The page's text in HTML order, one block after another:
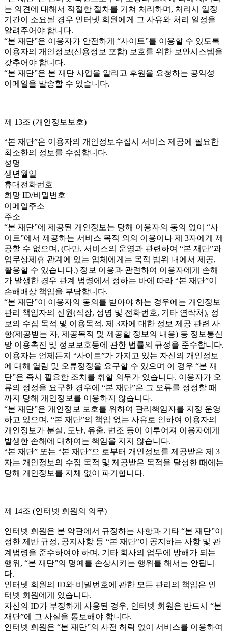
는 의견에 대해서 적절한 절차를 거쳐 처리하며, 처리시 일정
기간이 소요될 경우 인터넷 회원에게 그 사유와 처리 일정을
알려주어야 합니다.
“본 재단”은 이용자가 안전하게 “사이트”를 이용할 수 있도록
이용자의 개인정보(신용정보 포함) 보호를 위한 보안시스템을
갖추어야 합니다.
“본 재단”은 본 재단 사업을 알리고 후원을 요청하는 공익성
이메일을 발송할 수 있습니다.
제 13조 (개인정보보호)
“본 재단”은 이용자의 개인정보수집시 서비스 제공에 필요한
최소한의 정보를 수집합니다.
성명
생년월일
휴대전화번호
희망 ID/비밀번호
이메일주소
주소
“본 재단”에 제공된 개인정보는 당해 이용자의 동의 없이 “사
이트”에서 제공하는 서비스 목적 외의 이용이나 제 3자에게 제
공할 수 없으며, (다만, 서비스의 운영과 관련하여 “본 재단”과
업무상제휴 관계에 있는 업체에게는 목적 범위 내에서 제공,
활용할 수 있습니다.) 정보 이용과 관련하여 이용자에게 손해
가 발생한 경우 관계 법령에서 정하는 바에 따라 “본 재단”이
손해배상 책임을 부담합니다.
“본 재단”이 이용자의 동의를 받아야 하는 경우에는 개인정보
관리 책임자의 신원(직장, 성명 및 전화번호, 기타 연락처), 정
보의 수집 목적 및 이용목적, 제 3자에 대한 정보 제공 관련 사
항(제공받는 자, 제공목적 및 제공할 정보의 내용) 등 정보통신
망 이용촉진 및 정보보호등에 관한 법률의 규정을 준수합니다.
이용자는 언제든지 “사이트”가 가지고 있는 자신의 개인정보
에 대해 열람 및 오류정정을 요구할 수 있으며 이 경우 “본 재
단”은 즉시 필요한 조치를 취할 의무가 있습니다. 이용자가 오
류의 정정을 요구한 경우에 “본 재단”은 그 오류를 정정할 때
까지 당해 개인정보를 이용하지 않습니다.
“본 재단”은 개인정보 보호를 위하여 관리책임자를 지정 운영
하고 있으며, “본 재단”의 책임 없는 사유로 인하여 이용자의
개인정보가 분실, 도난, 유출, 변조 등이 이루어져 이용자에게
발생한 손해에 대하여는 책임을 지지 않습니다.
“본 재단” 또는 “본 재단”으 로부터 개인정보를 제공받은 제 3
자는 개인정보의 수집 목적 및 제공받은 목적을 달성한 때에는
당해 개인정보를 지체 없이 파기합니다.
제 14조 (인터넷 회원의 의무)
인터넷 회원은 본 약관에서 규정하는 사항과 기타 “본 재단”이
정한 제반 규정, 공지사항 등 “본 재단”이 공지하는 사항 및 관
계법령을 준수하여야 하며, 기타 회사의 업무에 방해가 되는
행위, “본 재단”의 명예를 손상시키는 행위를 해서는 안됩니
다.
인터넷 회원의 ID와 비밀번호에 관한 모든 관리의 책임은 인
터넷 회원에게 있습니다.
자신의 ID가 부정하게 사용된 경우, 인터넷 회원은 반드시 “본
재단”에 그 사실을 통보해야 합니다.
인터넷 회원은 “본 재단”의 사전 허락 없이 서비스를 이용하여